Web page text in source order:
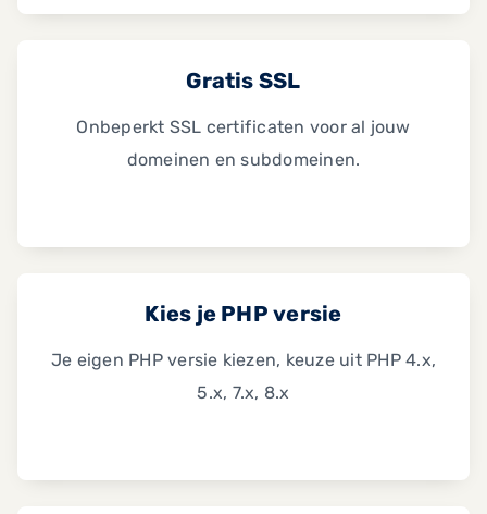
Gratis SSL
Onbeperkt SSL certificaten voor al jouw
domeinen en subdomeinen.
Kies je PHP versie
Je eigen PHP versie kiezen, keuze uit PHP 4.x,
5.x, 7.x, 8.x